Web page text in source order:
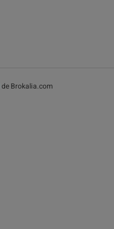
de Brokalia.com